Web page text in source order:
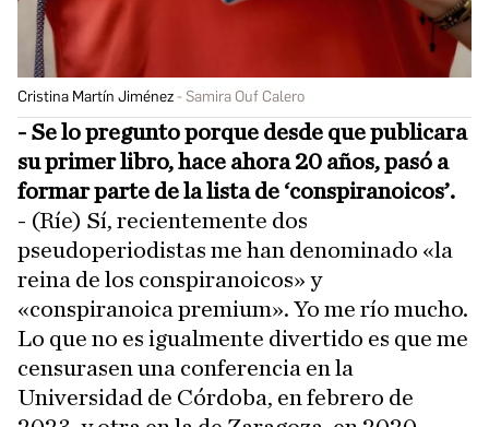
Cristina Martín Jiménez Samira Ouf Calero
- Se lo pregunto porque desde que publicara
su primer libro, hace ahora 20 años, pasó a
formar parte de la lista de ‘conspiranoicos’.
- (Ríe) Sí, recientemente dos
pseudoperiodistas me han denominado «la
reina de los conspiranoicos» y
«conspiranoica premium». Yo me río mucho.
Lo que no es igualmente divertido es que me
censurasen una conferencia en la
Universidad de Córdoba, en febrero de